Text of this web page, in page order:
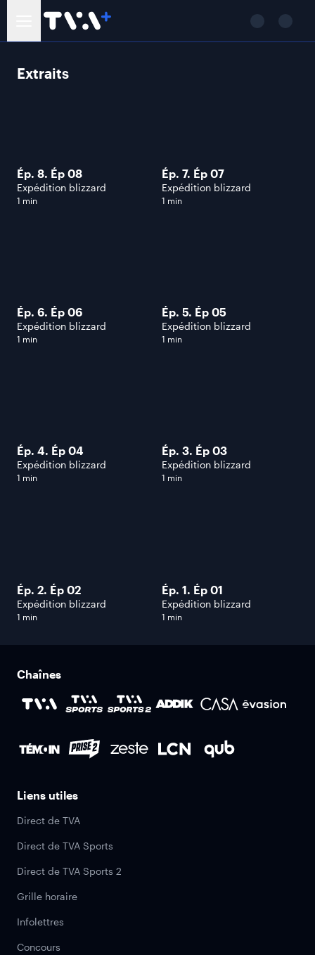
Extraits
Ép. 8. Ép 08
Expédition blizzard
1 min
Ép. 7. Ép 07
Expédition blizzard
1 min
Ép. 6. Ép 06
Expédition blizzard
1 min
Ép. 5. Ép 05
Expédition blizzard
1 min
Ép. 4. Ép 04
Expédition blizzard
1 min
Ép. 3. Ép 03
Expédition blizzard
1 min
Ép. 2. Ép 02
Expédition blizzard
1 min
Ép. 1. Ép 01
Expédition blizzard
1 min
Chaînes
Liens utiles
Direct de TVA
Direct de TVA Sports
Direct de TVA Sports 2
Grille horaire
Infolettres
Concours